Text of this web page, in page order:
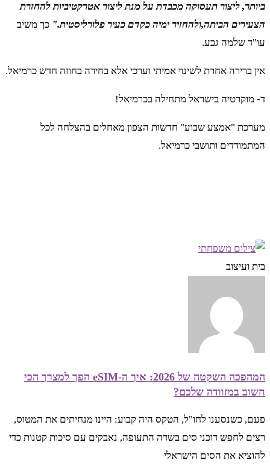
ביותר, ליצור תעסוקה מכבדת על מנת ליצור אטרקטיביות להחזרת
הצעירים הביתה,ולהחזיר ימיה כקדם כעיר פלורליסטית." כך משיב
עו"ד שלמה גבע.
אין ברירה אחרת לשינוי אמיתי וערכי אלא בחירה בחוזה חדש כרמיאל.
ד- מוקרטיה בישראל מתחילה בכרמיאל!
מערכת "אמצע שבוע" חדשות הצפון מאחלים בהצלחה לכל
המתמודדים ותושבי כרמיאל.
בית ועיצוב
המהפכה השקטה של 2026: איך ה-eSIM הפך למצרך הכי
חשוב במזוודה שלכם?
פעם, כשנסענו לחו"ל, הטקס היה קבוע: היינו מנחיתים את המטוס,
רצים לחפש דוכני סים בשדה התעופה, נאבקים עם סיכות קטנות כדי
להוציא את הסים הישראלי